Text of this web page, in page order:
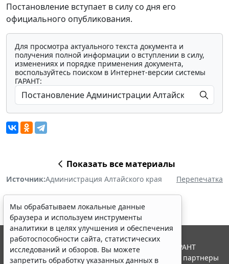
Постановление вступает в силу со дня его
официального опубликования.
Для просмотра актуального текста документа и
получения полной информации о вступлении в силу,
изменениях и порядке применения документа,
воспользуйтесь поиском в Интернет-версии системы
ГАРАНТ:
Показать все материалы
Источник:Администрация Алтайского края Перепечатка
Мы обрабатываем локальные данные
браузера и используем инструменты
аналитики в целях улучшения и обеспечения
работоспособности сайта, статистических
исследований и обзоров. Вы можете
запретить обработку указанных данных в
© ООО "НПП "ГАРАНТ-СЕРВИС", 2026. Система ГАРАНТ
выпускается с 1990 года. Компания "Гарант" и ее партнеры